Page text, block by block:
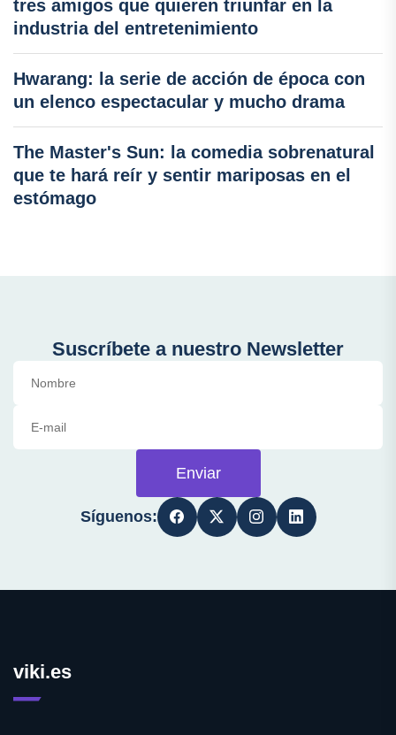
tres amigos que quieren triunfar en la
industria del entretenimiento
Hwarang: la serie de acción de época con
un elenco espectacular y mucho drama
The Master's Sun: la comedia sobrenatural
que te hará reír y sentir mariposas en el
estómago
Suscríbete a nuestro Newsletter
Enviar
Síguenos:
viki.es